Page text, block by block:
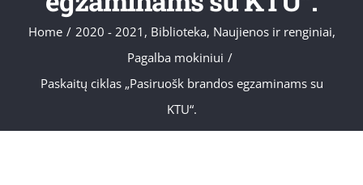
Home / 2020 - 2021 , Biblioteka, Naujienos ir renginiai,
Pagalba mokiniui /
Paskaitų ciklas „Pasiruošk brandos egzaminams su
KTU“.